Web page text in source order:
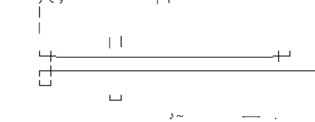
┗╋────────────────────────────╋┛
┗┛
♪～ -―‐ .